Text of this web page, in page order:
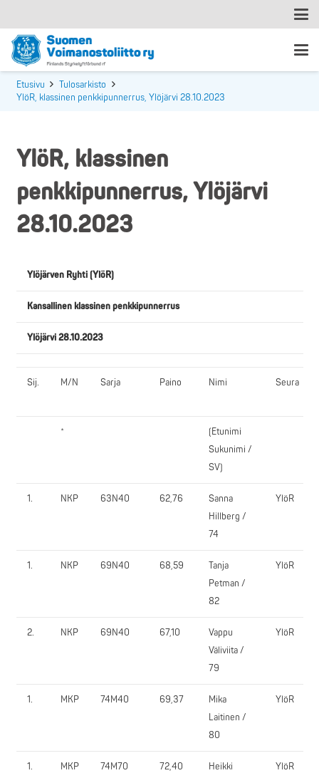
Etusivu
Tulosarkisto
YlöR, klassinen penkkipunnerrus, Ylöjärvi 28.10.2023
YlöR, klassinen
penkkipunnerrus, Ylöjärvi
28.10.2023
Ylöjärven Ryhti (YlöR)
Kansallinen klassinen penkkipunnerrus
Ylöjärvi 28.10.2023
Sij. M/N Sarja Paino Nimi Seura
*
(Etunimi
Sukunimi /
SV)
1. NKP 63N40 62,76
Sanna
Hillberg /
74
YlöR
1. NKP 69N40 68,59
Tanja
Petman /
82
YlöR
2. NKP 69N40 67,10
Vappu
Väliviita /
79
YlöR
1. MKP 74M40 69,37
Mika
Laitinen /
80
YlöR
1. MKP 74M70 72,40
Heikki
YlöR